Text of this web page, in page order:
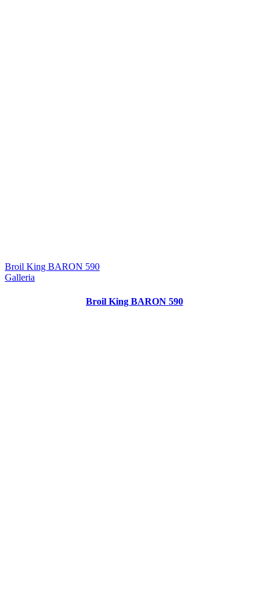
Broil King BARON 590
Galleria
Broil King BARON 590